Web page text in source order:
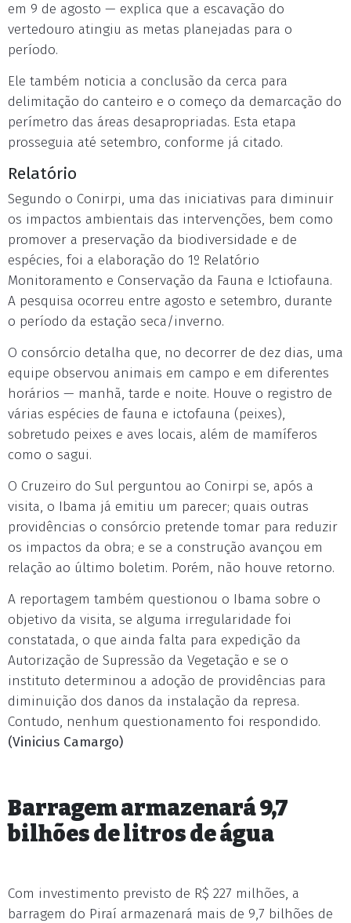
em 9 de agosto — explica que a escavação do
vertedouro atingiu as metas planejadas para o
período.
Ele também noticia a conclusão da cerca para
delimitação do canteiro e o começo da demarcação do
perímetro das áreas desapropriadas. Esta etapa
prosseguia até setembro, conforme já citado.
Relatório
Segundo o Conirpi, uma das iniciativas para diminuir
os impactos ambientais das intervenções, bem como
promover a preservação da biodiversidade e de
espécies, foi a elaboração do 1º Relatório
Monitoramento e Conservação da Fauna e Ictiofauna.
A pesquisa ocorreu entre agosto e setembro, durante
o período da estação seca/inverno.
O consórcio detalha que, no decorrer de dez dias, uma
equipe observou animais em campo e em diferentes
horários — manhã, tarde e noite. Houve o registro de
várias espécies de fauna e ictofauna (peixes),
sobretudo peixes e aves locais, além de mamíferos
como o sagui.
O Cruzeiro do Sul perguntou ao Conirpi se, após a
visita, o Ibama já emitiu um parecer; quais outras
providências o consórcio pretende tomar para reduzir
os impactos da obra; e se a construção avançou em
relação ao último boletim. Porém, não houve retorno.
A reportagem também questionou o Ibama sobre o
objetivo da visita, se alguma irregularidade foi
constatada, o que ainda falta para expedição da
Autorização de Supressão da Vegetação e se o
instituto determinou a adoção de providências para
diminuição dos danos da instalação da represa.
Contudo, nenhum questionamento foi respondido.
(Vinicius Camargo)
Barragem armazenará 9,7
bilhões de litros de água
Com investimento previsto de R$ 227 milhões, a
barragem do Piraí armazenará mais de 9,7 bilhões de